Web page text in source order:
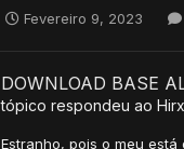
Fevereiro 9, 2023
DOWNLOAD BASE
tópico respondeu ao
Estranho, pois o meu